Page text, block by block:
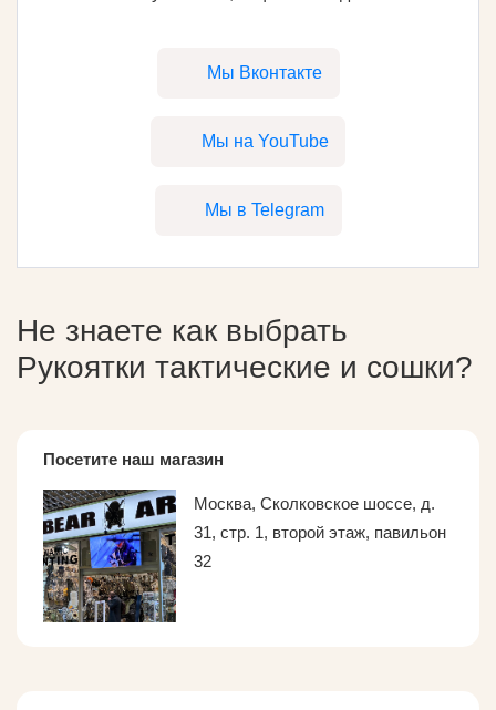
Мы Вконтакте
Мы на YouTube
Мы в Telegram
Не знаете как выбрать
Рукоятки тактические и сошки?
Посетите наш магазин
Москва, Сколковское шоссе, д.
31, стр. 1, второй этаж, павильон
32